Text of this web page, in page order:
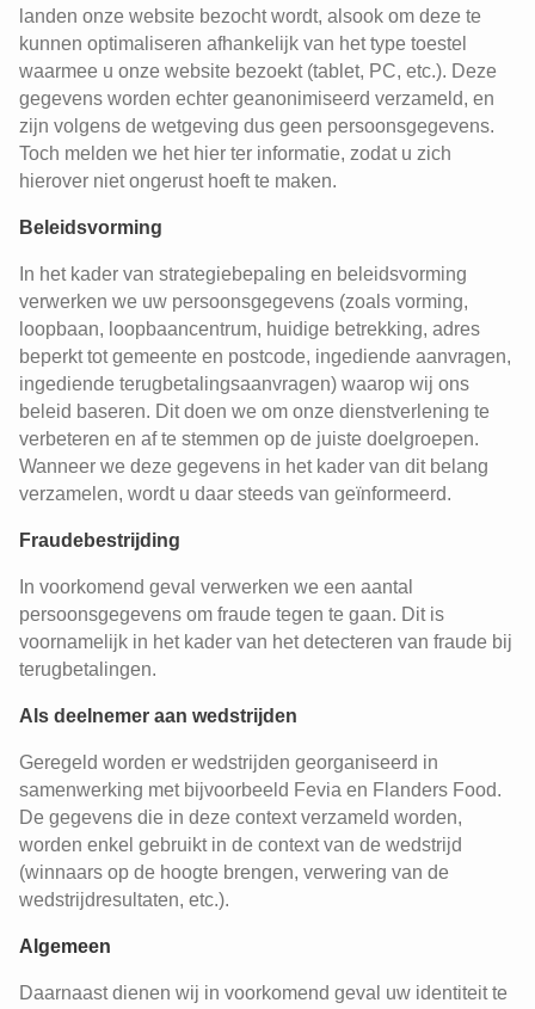
landen onze website bezocht wordt, alsook om deze te
kunnen optimaliseren afhankelijk van het type toestel
waarmee u onze website bezoekt (tablet, PC, etc.). Deze
gegevens worden echter geanonimiseerd verzameld, en
zijn volgens de wetgeving dus geen persoonsgegevens.
Toch melden we het hier ter informatie, zodat u zich
hierover niet ongerust hoeft te maken.
Beleidsvorming
In het kader van strategiebepaling en beleidsvorming
verwerken we uw persoonsgegevens (zoals vorming,
loopbaan, loopbaancentrum, huidige betrekking, adres
beperkt tot gemeente en postcode, ingediende aanvragen,
ingediende terugbetalingsaanvragen) waarop wij ons
beleid baseren. Dit doen we om onze dienstverlening te
verbeteren en af te stemmen op de juiste doelgroepen.
Wanneer we deze gegevens in het kader van dit belang
verzamelen, wordt u daar steeds van geïnformeerd.
Fraudebestrijding
In voorkomend geval verwerken we een aantal
persoonsgegevens om fraude tegen te gaan. Dit is
voornamelijk in het kader van het detecteren van fraude bij
terugbetalingen.
Als deelnemer aan wedstrijden
Geregeld worden er wedstrijden georganiseerd in
samenwerking met bijvoorbeeld Fevia en Flanders Food.
De gegevens die in deze context verzameld worden,
worden enkel gebruikt in de context van de wedstrijd
(winnaars op de hoogte brengen, verwering van de
wedstrijdresultaten, etc.).
Algemeen
Daarnaast dienen wij in voorkomend geval uw identiteit te